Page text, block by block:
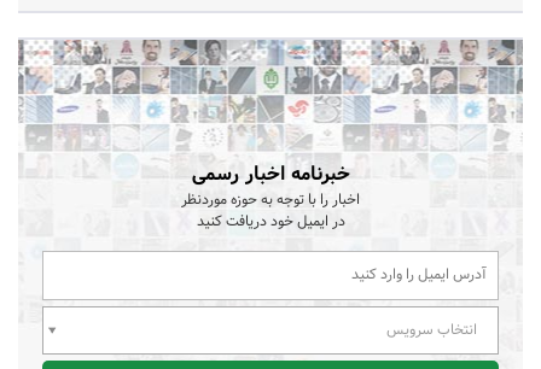
خبرنامه اخبار رسمی
اخبار را با توجه به حوزه موردنظر
در ایمیل خود دریافت کنید
انتخاب سرویس